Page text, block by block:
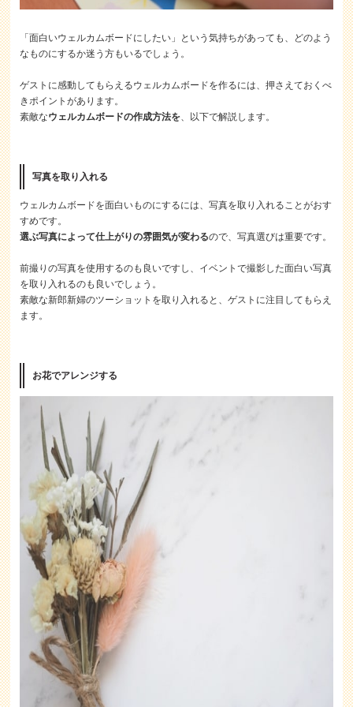
「面白いウェルカムボードにしたい」という気持ちがあっても、どのよう
なものにするか迷う方もいるでしょう。
ゲストに感動してもらえるウェルカムボードを作るには、押さえておくべ
きポイントがあります。
素敵なウェルカムボードの作成方法を、以下で解説します。
写真を取り入れる
ウェルカムボードを面白いものにするには、写真を取り入れることがおす
すめです。
選ぶ写真によって仕上がりの雰囲気が変わるので、写真選びは重要です。
前撮りの写真を使用するのも良いですし、イベントで撮影した面白い写真
を取り入れるのも良いでしょう。
素敵な新郎新婦のツーショットを取り入れると、ゲストに注目してもらえ
ます。
お花でアレンジする